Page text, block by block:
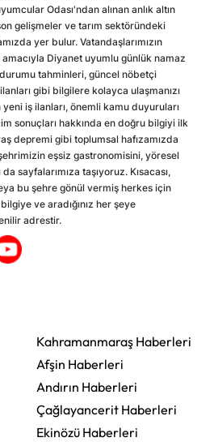
Odası'ndan alınan anlık altın
gelişmeler ve tarım sektöründeki
yer bulur. Vatandaşlarımızın
amacıyla Diyanet uyumlu günlük namaz
tahminleri, güncel nöbetçi
gibi bilgilere kolayca ulaşmanızı
iş ilanları, önemli kamu duyuruları
sonuçları hakkında en doğru bilgiyi ilk
depremi gibi toplumsal hafızamızda
eşsiz gastronomisini, yöresel
sayfalarımıza taşıyoruz. Kısacası,
bu şehre gönül vermiş herkes için
ve aradığınız her şeye
adrestir.
Kahramanmaraş Haberleri
Afşin Haberleri
Andırın Haberleri
Çağlayancerit Haberleri
Ekinözü Haberleri